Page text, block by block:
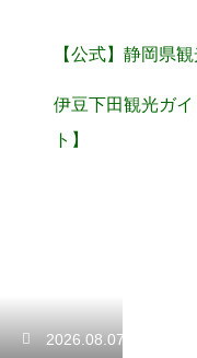
【公式】静岡県
伊豆下田観光ガ
ト】
2026.08.07